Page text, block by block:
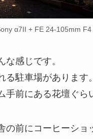
α7II + FE 24-105mm F4
な感じです。
る駐車場があります
手前にある花壇ぐら
の前にコーヒーショ